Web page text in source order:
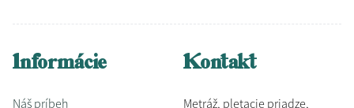
Informácie
Náš príbeh
Kontakt
Metráž, pletacie priadze,